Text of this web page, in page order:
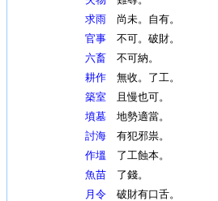
求雨尚未。自有。
官事不可。破財。
六畜不可納。
耕作無收。了工。
築室且慢也可。
墳墓地勢適當。
討海有犯邪祟。
作塭 了工蝕本。
魚苗了錢。
月令破財有口舌。